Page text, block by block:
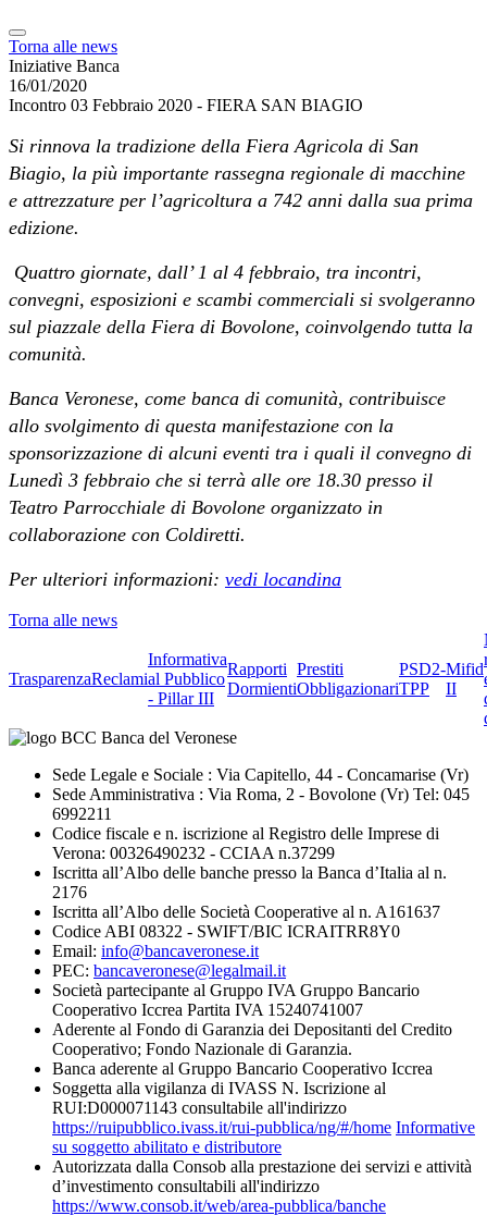
Torna alle news
Iniziative Banca
16/01/2020
Incontro 03 Febbraio 2020 - FIERA SAN BIAGIO
Si rinnova la tradizione della Fiera Agricola di San
Biagio, la più importante rassegna regionale di macchine
e attrezzature per l’agricoltura a 742 anni dalla sua prima
edizione.
Quattro giornate, dall’ 1 al 4 febbraio, tra incontri,
convegni, esposizioni e scambi commerciali si svolgeranno
sul piazzale della Fiera di Bovolone, coinvolgendo tutta la
comunità.
Banca Veronese, come banca di comunità, contribuisce
allo svolgimento di questa manifestazione con la
sponsorizzazione di alcuni eventi tra i quali il convegno di
Lunedì 3 febbraio che si terrà alle ore 18.30 presso il
Teatro Parrocchiale di Bovolone organizzato in
collaborazione con Coldiretti.
Per ulteriori informazioni: vedi locandina
Torna alle news
TrasparenzaReclami
Informativa
al Pubblico
- Pillar III
Rapporti
Dormienti
Prestiti
Obbligazionari
PSD2-
TPP
Mifid
II
Sede Legale e Sociale : Via Capitello, 44 - Concamarise (Vr)
Sede Amministrativa : Via Roma, 2 - Bovolone (Vr) Tel: 045
6992211
Codice fiscale e n. iscrizione al Registro delle Imprese di
Verona: 00326490232 - CCIAA n.37299
Iscritta all’Albo delle banche presso la Banca d’Italia al n.
2176
Iscritta all’Albo delle Società Cooperative al n. A161637
Codice ABI 08322 - SWIFT/BIC ICRAITRR8Y0
Email: info@bancaveronese.it
PEC: bancaveronese@legalmail.it
Società partecipante al Gruppo IVA Gruppo Bancario
Cooperativo Iccrea Partita IVA 15240741007
Aderente al Fondo di Garanzia dei Depositanti del Credito
Cooperativo; Fondo Nazionale di Garanzia.
Banca aderente al Gruppo Bancario Cooperativo Iccrea
Soggetta alla vigilanza di IVASS N. Iscrizione al
RUI:D000071143 consultabile all'indirizzo
https://ruipubblico.ivass.it/rui-pubblica/ng/#/home Informative
su soggetto abilitato e distributore
Autorizzata dalla Consob alla prestazione dei servizi e attività
d’investimento consultabili all'indirizzo
https://www.consob.it/web/area-pubblica/banche